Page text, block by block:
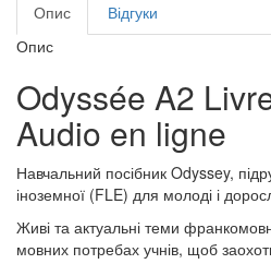
Опис
Відгуки
Опис
Odyssée A2
Audio en ligne
Навчальний посібник Odyssey,
іноземної (FLE) для молоді і
Живі та актуальні теми
мовних потребах учнів, щоб